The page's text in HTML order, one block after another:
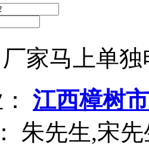
家马上单
江西樟树
朱先生,宋先